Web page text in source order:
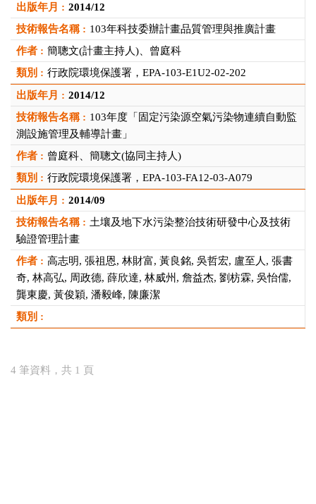
2003年
2 件
2002年 1件
2014/12
103年科技委辦計畫品質管理與推廣計畫
簡聰文(計畫主持人)、曾庭科
行政院環境保護署，EPA-103-E1U2-02-202
2014/12
103年度「固定污染源空氣污染物連續自動監
測設施管理及輔導計畫」
曾庭科、簡聰文(協同主持人)
行政院環境保護署，EPA-103-FA12-03-A079
2014/09
土壤及地下水污染整治技術研發中心及技術
驗證管理計畫
高志明, 張祖恩, 林財富, 黃良銘, 吳哲宏, 盧至人, 張書
奇, 林高弘, 周政德, 薛欣達, 林威州, 詹益杰, 劉枋霖, 吳怡儒,
龔東慶, 黃俊穎, 潘毅峰, 陳廉潔
4 筆資料，共 1 頁